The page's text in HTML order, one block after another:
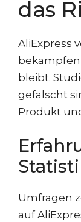
das
AliExpress
bleibt.
gefälscht
Produkt
Umfragen
auf